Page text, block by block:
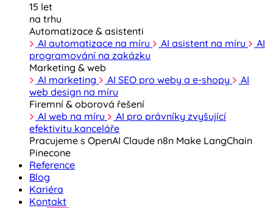
15 let
na trhu
Automatizace & asistenti
AI automatizace na míru
AI asistent na míru
AI
programování na zakázku
Marketing & web
AI marketing
AI SEO pro weby a e-shopy
AI
web design na míru
Firemní & oborová řešení
AI web na míru
AI pro právníky zvyšující
efektivitu kanceláře
Pracujeme s OpenAI Claude n8n Make LangChain
Pinecone
Reference
Blog
Kariéra
Kontakt